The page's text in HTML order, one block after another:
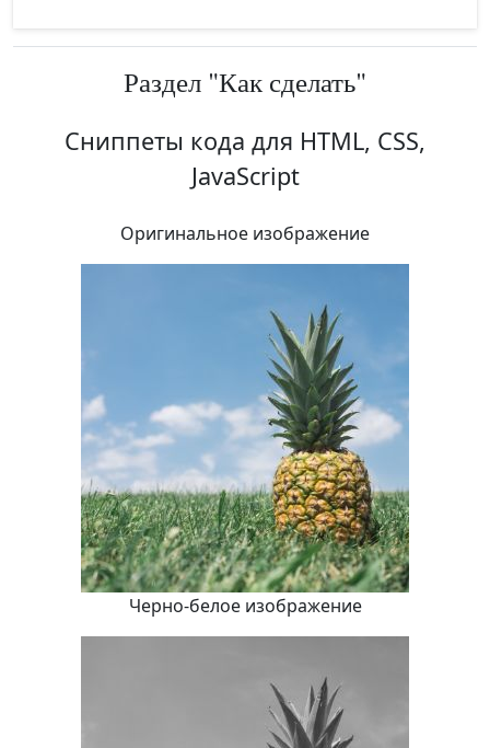
Раздел "Как сделать"
Сниппеты кода для HTML, CSS,
JavaScript
Оригинальное изображение
Черно-белое изображение